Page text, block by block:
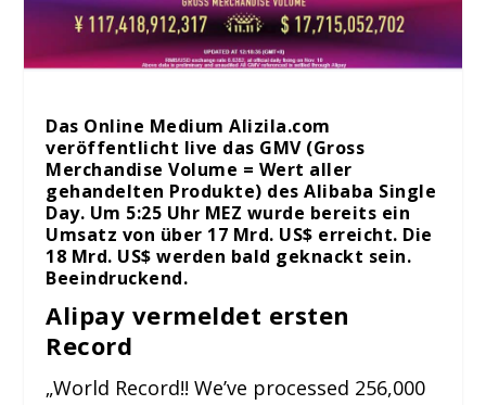
Das Online Medium Alizila.com
veröffentlicht live das GMV (Gross
Merchandise Volume = Wert aller
gehandelten Produkte) des Alibaba Single
Day. Um 5:25 Uhr MEZ wurde bereits ein
Umsatz von über 17 Mrd. US$ erreicht. Die
18 Mrd. US$ werden bald geknackt sein.
Beeindruckend.
Alipay vermeldet ersten
Record
„World Record!! We’ve processed 256,000